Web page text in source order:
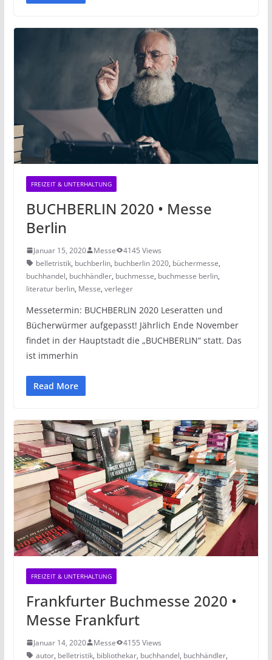
FREIZEIT & UNTERHALTUNG
BUCHBERLIN 2020 • Messe
Berlin
Januar 15, 2020 Messe
4145 Views
belletristik, buchberlin, buchberlin 2020, büchermesse,
buchhandel, buchhändler, buchmesse, buchmesse berlin,
literatur berlin, Messe, verleger
Messetermin: BUCHBERLIN 2020 Leseratten und
Bücherwürmer aufgepasst! Jährlich Ende November
findet in der Hauptstadt die „BUCHBERLIN“ statt. Das
ist immerhin
Read More
FREIZEIT & UNTERHALTUNG
Frankfurter Buchmesse 2020 •
Messe Frankfurt
Januar 14, 2020 Messe
4155 Views
autor, belletristik, bibliothekar, buchhandel, buchhändler,